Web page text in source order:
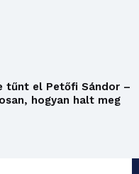
tűnt el Petőfi Sándor –
hogyan halt meg